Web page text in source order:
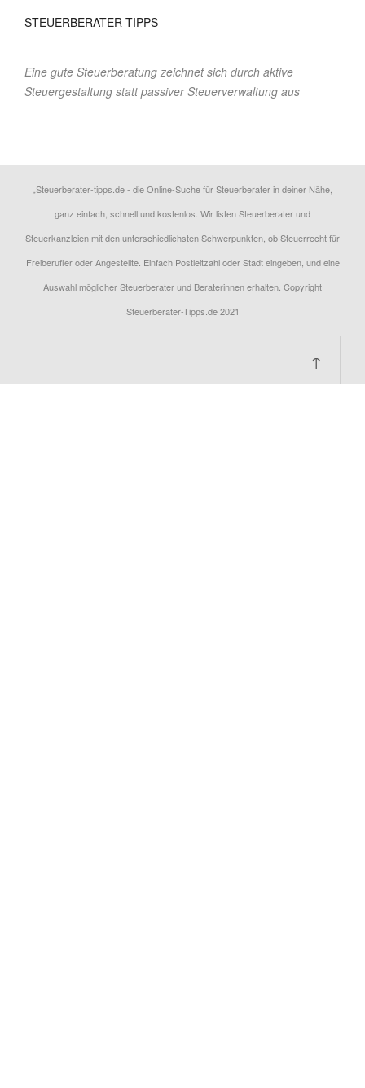
STEUERBERATER TIPPS
Eine gute Steuerberatung zeichnet sich durch aktive
Steuergestaltung statt passiver Steuerverwaltung aus
„Steuerberater-tipps.de - die Online-Suche für Steuerberater in deiner Nähe,
ganz einfach, schnell und kostenlos. Wir listen Steuerberater und
Steuerkanzleien mit den unterschiedlichsten Schwerpunkten, ob Steuerrecht für
Freiberufler oder Angestellte. Einfach Postleitzahl oder Stadt eingeben, und eine
Auswahl möglicher Steuerberater und Beraterinnen erhalten. Copyright
Steuerberater-Tipps.de 2021
↑